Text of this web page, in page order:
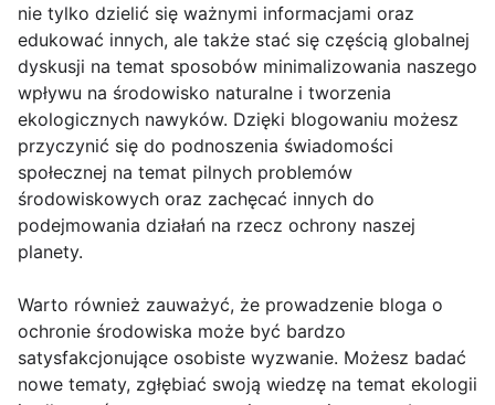
nie tylko dzielić się ważnymi informacjami oraz
edukować innych, ale także stać się częścią globalnej
dyskusji na temat sposobów minimalizowania naszego
wpływu na środowisko naturalne i tworzenia
ekologicznych nawyków. Dzięki blogowaniu możesz
przyczynić się do podnoszenia świadomości
społecznej na temat pilnych problemów
środowiskowych oraz zachęcać innych do
podejmowania działań na rzecz ochrony naszej
planety.
Warto również zauważyć, że prowadzenie bloga o
ochronie środowiska może być bardzo
satysfakcjonujące osobiste wyzwanie. Możesz badać
nowe tematy, zgłębiać swoją wiedzę na temat ekologii